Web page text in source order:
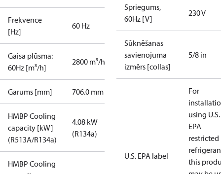
Frekvence
[Hz]
60 Hz
Gaisa plūsma:
60Hz [m³/h]
2800 m³/h
Garums [mm] 706.0 mm
HMBP Cooling
capacity [kW]
(R513A/R134a)
4.08 kW
(R134a)
HMBP Cooling
Spriegums,
60Hz [V]
230 V
Sūknēšanas
savienojuma
izmērs [collas]
5/8 in
U.S. EPA label
For
using U.S.
EPA
restricted
this